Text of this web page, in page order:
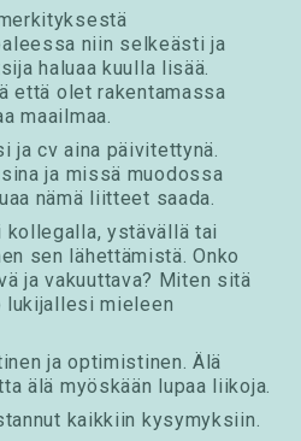
niin selkeästi ja
haluaa kuulla lisää.
että olet rakentamassa
maailmaa.
ja cv aina päivitettynä.
ja missä muodossa
nämä liitteet saada.
kollegalla, ystävällä tai
sen lähettämistä. Onko
ja vakuuttava? Miten sitä
lukijallesi mieleen
ja optimistinen. Älä
älä myöskään lupaa liikoja.
kaikkiin kysymyksiin.